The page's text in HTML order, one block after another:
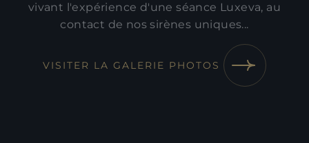
vivant l'expérience d'une séance Luxeva, au
contact de nos sirènes uniques...
VISITER LA GALERIE PHOTOS